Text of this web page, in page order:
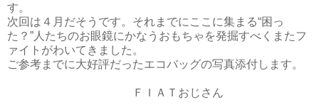
す。
次回は４月だそうです。それまでにここに集まる“困っ
た？”人たちのお眼鏡にかなうおもちゃを発掘すべくまたフ
ァイトがわいてきました。
ご参考までに大好評だったエコバッグの写真添付します。
ＦＩＡＴおじさん